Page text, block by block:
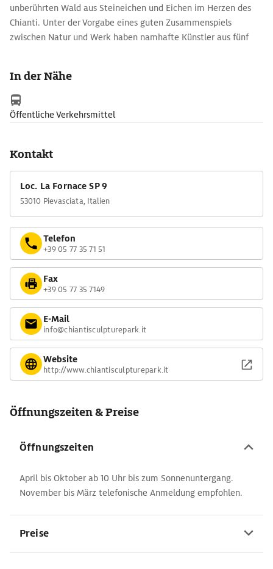
unberührten Wald aus Steineichen und Eichen im Herzen des
Chianti. Unter der Vorgabe eines guten Zusammenspiels
zwischen Natur und Werk haben namhafte Künstler aus fünf
Entstanden sind zwei Dutzend beeindruckende zeitgenössische
Skulpturen, die auf einem 1 km langen, kinderwagengerechten
Rundweg zu bestaunen sind. In einem Amphitheater im
Parkinneren können die Besuchern im Juli und August ein
In der Nähe
Öffentliche Verkehrsmittel
Kontakt
Loc. La Fornace SP 9
53010 Pievasciata, Italien
Telefon
+39 05 77 35 71 51
Fax
+39 05 77 35 7149
E-Mail
info@chiantisculpturepark.it
Website
http://www.chiantisculpturepark.it
Öffnungszeiten & Preise
Öffnungszeiten
April bis Oktober ab 10 Uhr bis zum Sonnenuntergang.
November bis März telefonische Anmeldung empfohlen.
Preise